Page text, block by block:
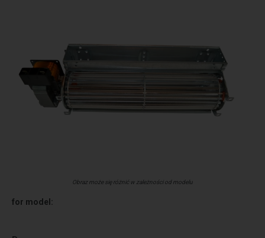
Obraz może się różnić w zależności od modelu
for model: